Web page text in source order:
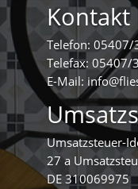
Kontakt
Telefon: 05407/
Telefax: 05407/
E-Mail:
Umsatzsteuer-
27 a
DE 310069975